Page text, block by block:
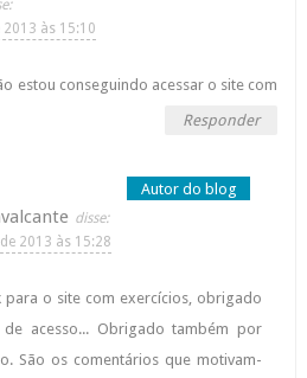
às 15:10
estou conseguindo acessar o site com
Responder
2013 às 15:28
para o site com exercícios, obrigado
acesso... Obrigado também por
São os comentários que motivam-